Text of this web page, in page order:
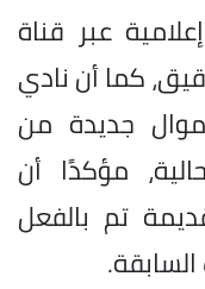
عبر قناة
كما أن نادي
جديدة من
مؤكدًا أن
تم بالفعل